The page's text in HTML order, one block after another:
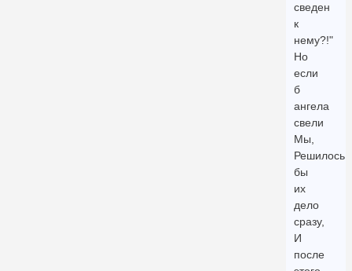
сведен
к
нему?!"
Но
если
б
ангела
свели
Мы,
Решилось
бы
их
дело
сразу,
И
после